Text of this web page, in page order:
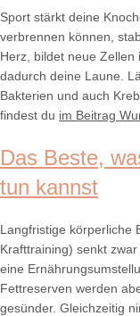
Sport stärkt deine
verbrennen können,
Herz, bildet neue
dadurch deine Laune.
Bakterien und auch
findest du im Beitrag
Das Beste,
tun kannst
Langfristige körperliche
Krafttraining) senkt
eine
Fettreserven werden
gesünder. Gleichzeitig